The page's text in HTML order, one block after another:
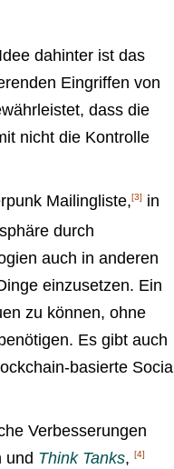
dahinter ist das
Eingriffen von
dass die
nicht die Kontrolle
Mailingliste,[3]
in
durch
auch in anderen
einzusetzen. Ein
zu können, ohne
Es gibt auch
basierte Social
Verbesserungen
und Think Tanks, [4]